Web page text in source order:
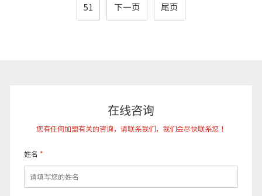
51 下一页 尾页
在线咨询
您有任何加盟有关的咨询，请联系我们，我们会尽快联系您！
姓名 *